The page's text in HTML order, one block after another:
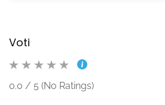
Voti
0.0 / 5 (No Ratings)